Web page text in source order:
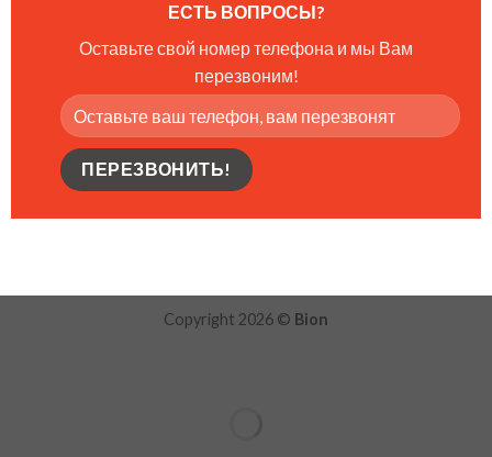
ЕСТЬ ВОПРОСЫ?
Оставьте свой номер телефона и мы Вам
перезвоним!
Copyright 2026 © Bion